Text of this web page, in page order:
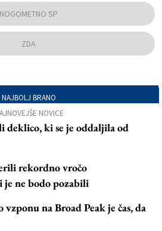
NOGOMETNO SP
ZDA
NAJBOLJ BRANO
NOVICE
deklico, ki se je oddaljila od
rekordno vročo
ne bodo pozabili
na Broad Peak je čas, da